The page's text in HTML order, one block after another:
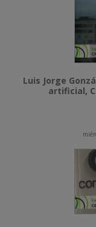
Luis Jorge
artificial,